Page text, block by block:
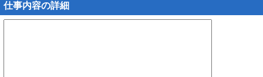
仕事内容の詳細